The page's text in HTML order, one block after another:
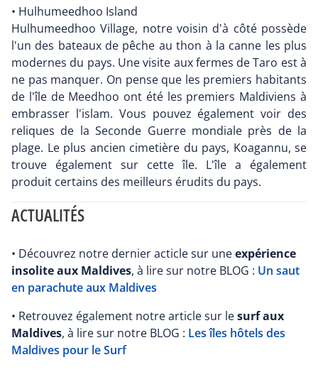
• Hulhumeedhoo Island
Hulhumeedhoo Village, notre voisin d'à côté possède
l'un des bateaux de pêche au thon à la canne les plus
modernes du pays. Une visite aux fermes de Taro est à
ne pas manquer. On pense que les premiers habitants
de l'île de Meedhoo ont été les premiers Maldiviens à
embrasser l'islam. Vous pouvez également voir des
reliques de la Seconde Guerre mondiale près de la
plage. Le plus ancien cimetière du pays, Koagannu, se
trouve également sur cette île. L'île a également
produit certains des meilleurs érudits du pays.
ACTUALITÉS
• Découvrez notre dernier acticle sur uneexpérience
insolite aux Maldives, à lire sur notre BLOG : Un saut
en parachute aux Maldives
• Retrouvez également notre article sur lesurf aux
Maldives, à lire sur notre BLOG : Les îles hôtels des
Maldives pour le Surf